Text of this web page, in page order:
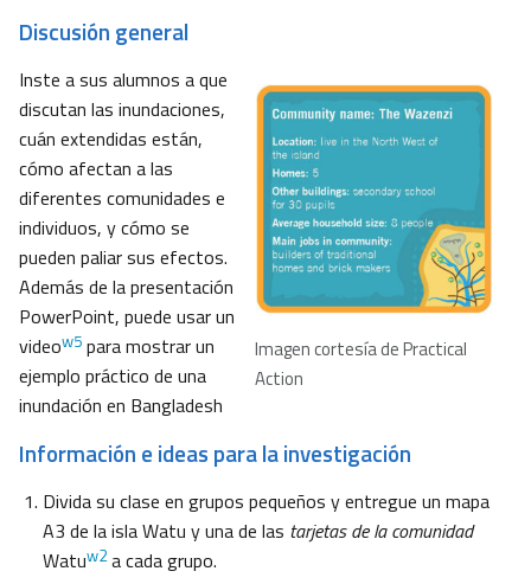
Discusión general
Imagen cortesía de Practical
Action
Inste a sus alumnos a que
discutan las inundaciones,
cuán extendidas están,
cómo afectan a las
diferentes comunidades e
individuos, y cómo se
pueden paliar sus efectos.
Además de la presentación
PowerPoint, puede usar un
videow5 para mostrar un
ejemplo práctico de una
inundación en Bangladesh
Información e ideas para la investigación
Divida su clase en grupos pequeños y entregue un mapa
A3 de la isla Watu y una de las tarjetas de la comunidad
Watuw2a cada grupo.